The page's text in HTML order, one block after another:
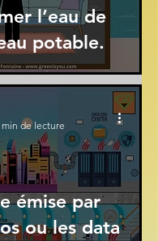
l’eau de
potable.
émise par
ou les data
min de lecture